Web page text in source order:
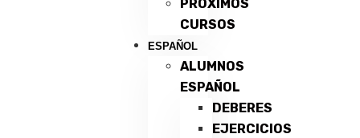
PRÓXIMOS
CURSOS
ESPAÑOL
ALUMNOS
ESPAÑOL
DEBERES
EJERCICIOS